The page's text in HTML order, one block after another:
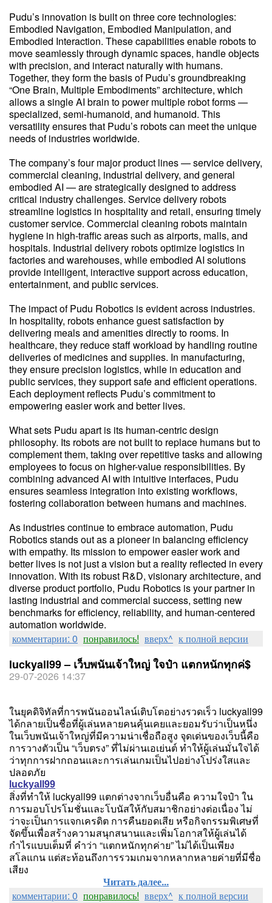
Pudu’s innovation is built on three core technologies:
Embodied Navigation, Embodied Manipulation, and
Embodied Interaction. These capabilities enable robots to
move seamlessly through dynamic spaces, handle objects
with precision, and interact naturally with humans.
Together, they form the basis of Pudu’s groundbreaking
“One Brain, Multiple Embodiments” architecture, which
allows a single AI brain to power multiple robot forms —
specialized, semi-humanoid, and humanoid. This
versatility ensures that Pudu’s robots can meet the unique
needs of industries worldwide.
The company’s four major product lines — service delivery,
commercial cleaning, industrial delivery, and general
embodied AI — are strategically designed to address
critical industry challenges. Service delivery robots
streamline logistics in hospitality and retail, ensuring timely
customer service. Commercial cleaning robots maintain
hygiene in high-traffic areas such as airports, malls, and
hospitals. Industrial delivery robots optimize logistics in
factories and warehouses, while embodied AI solutions
provide intelligent, interactive support across education,
entertainment, and public services.
The impact of Pudu Robotics is evident across industries.
In hospitality, robots enhance guest satisfaction by
delivering meals and amenities directly to rooms. In
healthcare, they reduce staff workload by handling routine
deliveries of medicines and supplies. In manufacturing,
they ensure precision logistics, while in education and
public services, they support safe and efficient operations.
Each deployment reflects Pudu’s commitment to
empowering easier work and better lives.
What sets Pudu apart is its human-centric design
philosophy. Its robots are not built to replace humans but to
complement them, taking over repetitive tasks and allowing
employees to focus on higher-value responsibilities. By
combining advanced AI with intuitive interfaces, Pudu
ensures seamless integration into existing workflows,
fostering collaboration between humans and machines.
As industries continue to embrace automation, Pudu
Robotics stands out as a pioneer in balancing efficiency
with empathy. Its mission to empower easier work and
better lives is not just a vision but a reality reflected in every
innovation. With its robust R&D, visionary architecture, and
diverse product portfolio, Pudu Robotics is your partner in
lasting industrial and commercial success, setting new
benchmarks for efficiency, reliability, and human-centered
automation worldwide.
комментарии: 0 понравилось! вверх^ к полной версии
luckyall99 – เว็บพนันเจ้าใหญ่ ใจป๋า แตกหนักทุกค่$
29-07-2026 14:37
ในยุคดิจิทัลที่การพนันออนไลน์เติบโตอย่างรวดเร็ว luckyall99
ได้กลายเป็นชื่อที่ผู้เล่นหลายคนคุ้นเคยและยอมรับว่าเป็นหนึ่ง
ในเว็บพนันเจ้าใหญ่ที่มีความน่าเชื่อถือสูง จุดเด่นของเว็บนี้คือ
การวางตัวเป็น “เว็บตรง” ที่ไม่ผ่านเอเย่นต์ ทำให้ผู้เล่นมั่นใจได้
ว่าทุกการฝากถอนและการเล่นเกมเป็นไปอย่างโปร่งใสและ
ปลอดภัย
luckyall99
สิ่งที่ทำให้ luckyall99 แตกต่างจากเว็บอื่นคือ ความใจป๋า ใน
การมอบโปรโมชั่นและโบนัสให้กับสมาชิกอย่างต่อเนื่อง ไม่
ว่าจะเป็นการแจกเครดิต การคืนยอดเสีย หรือกิจกรรมพิเศษที่
จัดขึ้นเพื่อสร้างความสนุกสนานและเพิ่มโอกาสให้ผู้เล่นได้
กำไรแบบเต็มที่ คำว่า “แตกหนักทุกค่าย” ไม่ได้เป็นเพียง
สโลแกน แต่สะท้อนถึงการรวมเกมจากหลากหลายค่ายที่มีชื่อ
เสียง
Читать далее...
комментарии: 0 понравилось! вверх^ к полной версии